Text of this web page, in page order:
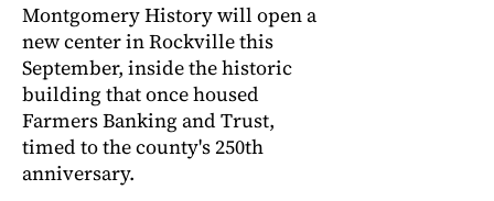
Montgomery History will open a
new center in Rockville this
September, inside the historic
building that once housed
Farmers Banking and Trust,
timed to the county's 250th
anniversary.